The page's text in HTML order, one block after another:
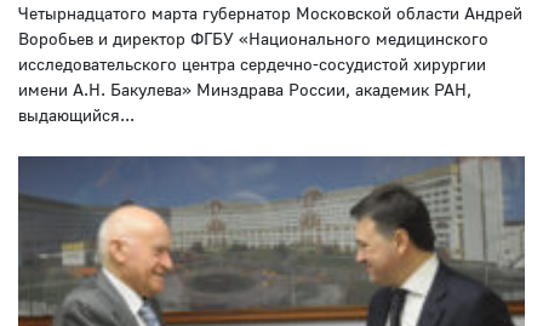
Четырнадцатого марта губернатор Московской области Андрей
Воробьев и директор ФГБУ «Национального медицинского
исследовательского центра сердечно-сосудистой хирургии
имени А.Н. Бакулева» Минздрава России, академик РАН,
выдающийся...